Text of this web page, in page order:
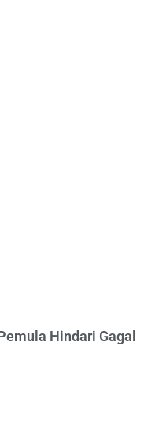
Hindari Gagal